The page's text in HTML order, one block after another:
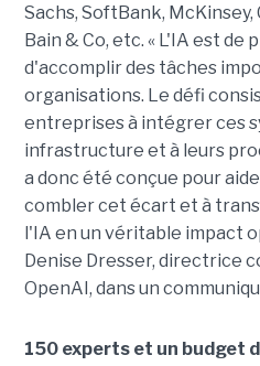
Sachs, SoftBank,
Bain & Co, etc. « L'IA est de
d'accomplir des tâches
organisations. Le défi
entreprises à intégrer ces
infrastructure et à leurs
a donc été conçue pour
combler cet écart et à
l'IA en un véritable impact
Denise Dresser, directrice
OpenAI, dans un
150 experts et un budget